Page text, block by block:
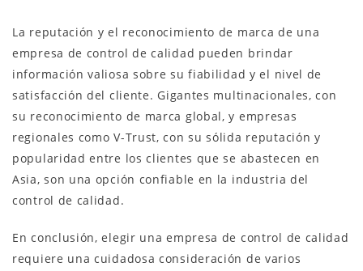
La reputación y el reconocimiento de marca de una
empresa de control de calidad pueden brindar
información valiosa sobre su fiabilidad y el nivel de
satisfacción del cliente. Gigantes multinacionales, con
su reconocimiento de marca global, y empresas
regionales como V-Trust, con su sólida reputación y
popularidad entre los clientes que se abastecen en
Asia, son una opción confiable en la industria del
control de calidad.
En conclusión, elegir una empresa de control de calidad
requiere una cuidadosa consideración de varios